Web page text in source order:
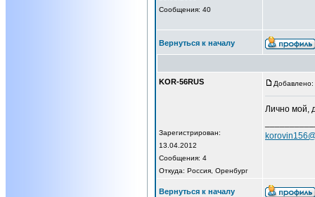
Сообщения: 40
Вернуться к началу
KOR-56RUS
Зарегистрирован:
13.04.2012
Сообщения: 4
Откуда: Россия, Оренбург
Лично мой,
Вернуться к началу